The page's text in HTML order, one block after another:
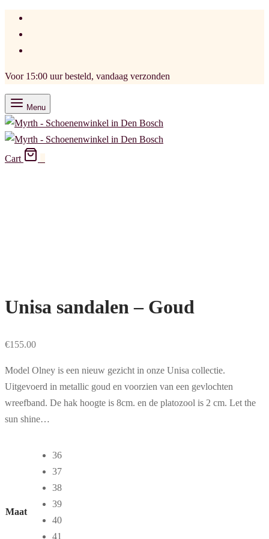
Voor 15:00 uur besteld, vandaag verzonden
Menu
Cart
Unisa sandalen – Goud
€155.00
Model Olney is een nieuw gezicht in onze Unisa collectie.
Uitgevoerd in metallic goud en voorzien van een gevlochten
wreefband. De hak hoogte is 8cm. en de platozool is 2 cm. Let the
sun shine…
Maat
36
37
38
39
40
41